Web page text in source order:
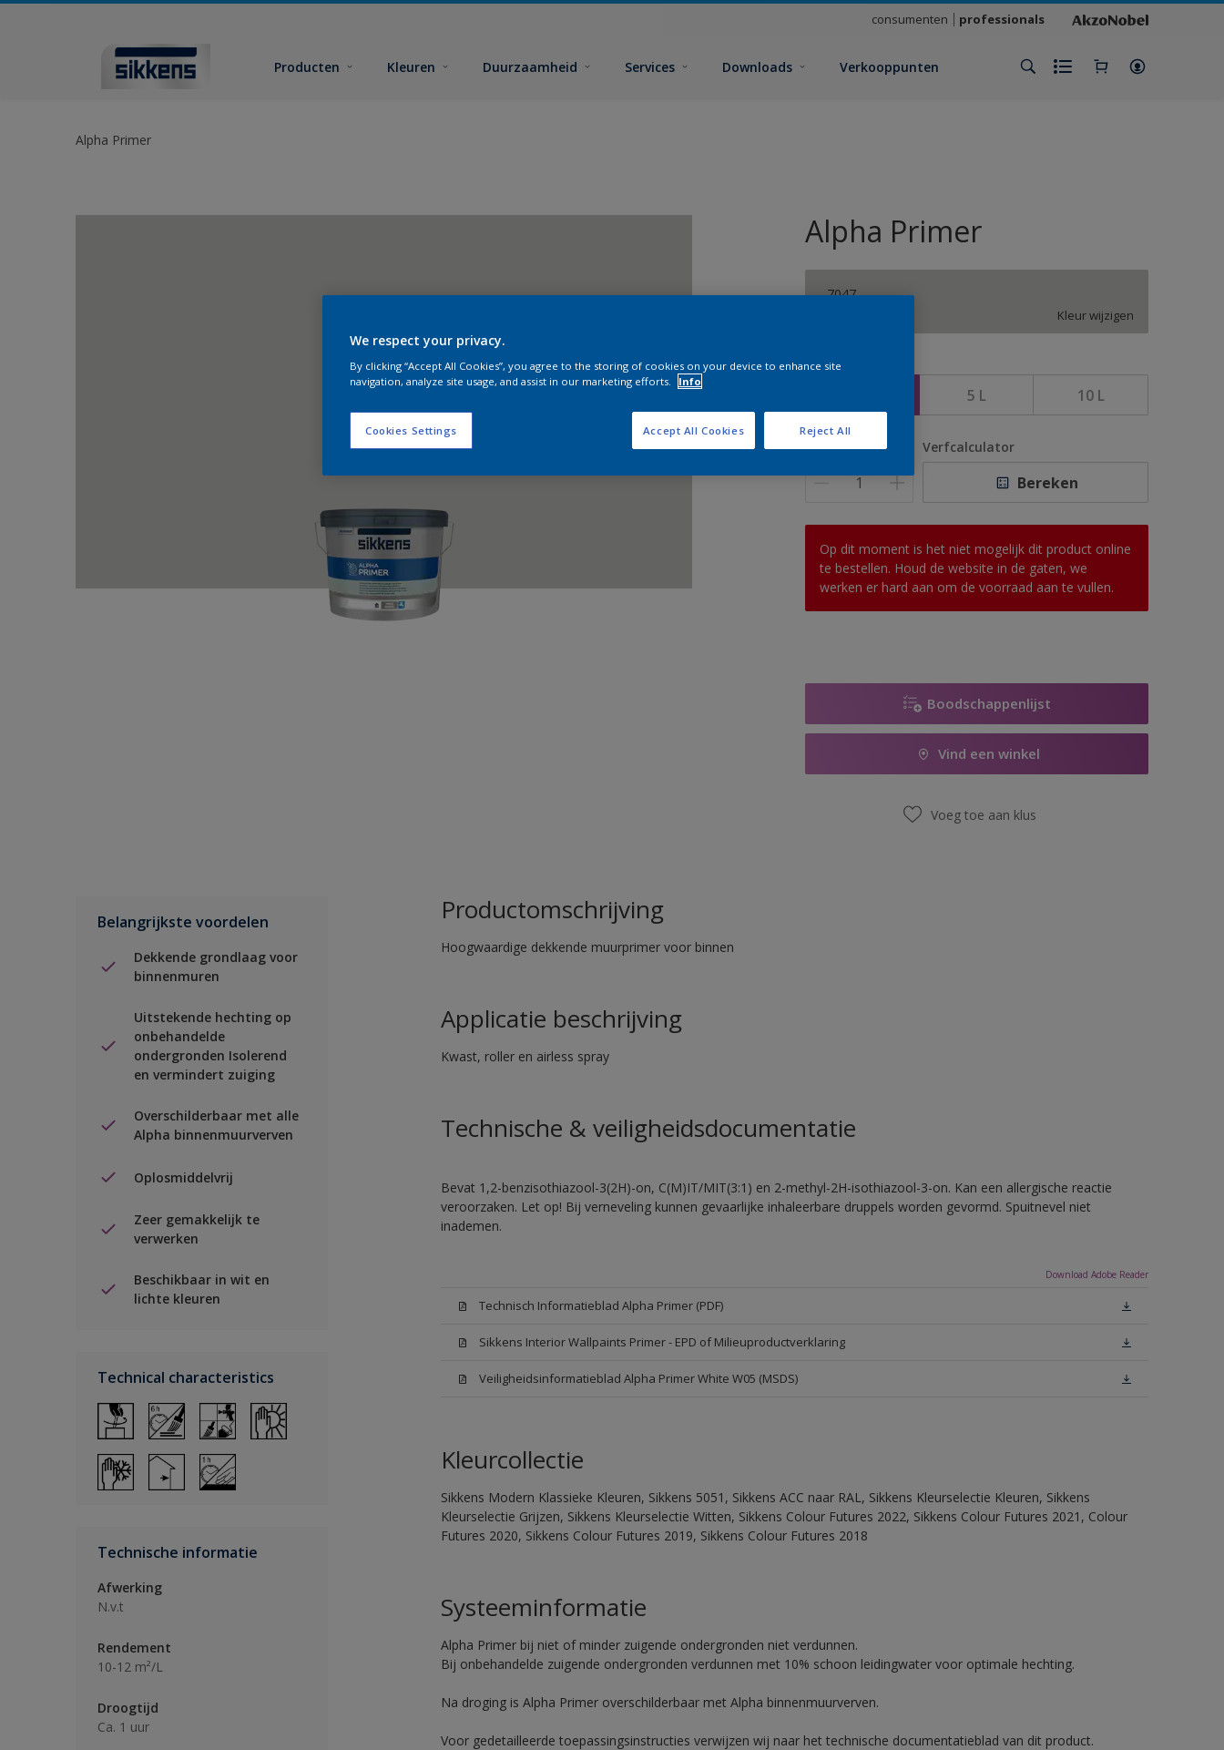
consumenten professionals
Producten Kleuren Duurzaamheid Services Downloads Verkooppunten
Alpha Primer
Alpha Primer
7047
Kleur wijzigen
Grootte
5 L 10 L
Aantal Verfcalculator
Bereken
Op dit moment is het niet mogelijk dit product online
te bestellen. Houd de website in de gaten, we
werken er hard aan om de voorraad aan te vullen.
Boodschappenlijst
Vind een winkel
Voeg toe aan klus
Belangrijkste voordelen
Dekkende grondlaag voor
binnenmuren
Uitstekende hechting op
onbehandelde
ondergronden Isolerend
en vermindert zuiging
Overschilderbaar met alle
Alpha binnenmuurverven
Oplosmiddelvrij
Zeer gemakkelijk te
verwerken
Beschikbaar in wit en
lichte kleuren
Technical characteristics
Technische informatie
Afwerking
N.v.t
Rendement
10-12 m²/L
Droogtijd
Ca. 1 uur
Productomschrijving
Hoogwaardige dekkende muurprimer voor binnen
Applicatie beschrijving
Kwast, roller en airless spray
Technische & veiligheidsdocumentatie
Bevat 1,2-benzisothiazool-3(2H)-on, C(M)IT/MIT(3:1) en 2-methyl-2H-isothiazool-3-on. Kan een allergische reactie
veroorzaken. Let op! Bij verneveling kunnen gevaarlijke inhaleerbare druppels worden gevormd. Spuitnevel niet
inademen.
Download Adobe Reader
Technisch Informatieblad Alpha Primer (PDF)
Sikkens Interior Wallpaints Primer - EPD of Milieuproductverklaring
Veiligheidsinformatieblad Alpha Primer White W05 (MSDS)
Kleurcollectie
Sikkens Modern Klassieke Kleuren, Sikkens 5051, Sikkens ACC naar RAL, Sikkens Kleurselectie Kleuren, Sikkens
Kleurselectie Grijzen, Sikkens Kleurselectie Witten, Sikkens Colour Futures 2022, Sikkens Colour Futures 2021, Colour
Futures 2020, Sikkens Colour Futures 2019, Sikkens Colour Futures 2018
Systeeminformatie
Alpha Primer bij niet of minder zuigende ondergronden niet verdunnen.
Bij onbehandelde zuigende ondergronden verdunnen met 10% schoon leidingwater voor optimale hechting.
Na droging is Alpha Primer overschilderbaar met Alpha binnenmuurverven.
Voor gedetailleerde toepassingsinstructies verwijzen wij naar het technische documentatieblad van dit product.
We respect your privacy.
By clicking “Accept All Cookies”, you agree to the storing of cookies on your device to enhance site
navigation, analyze site usage, and assist in our marketing efforts.
Info
Cookies Settings Reject All
Accept All Cookies